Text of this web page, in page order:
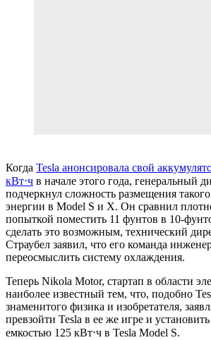
Когда Tesla анонсировала свой
кВт⋅ч в начале этого года, генеральный
подчеркнул сложность размещения
энергии в Model S и X. Он сравнил
попыткой поместить 11 фунтов в 10-
сделать это возможным, технический
Страубел заявил, что его команда
переосмыслить систему охлаждения.
Теперь Nikola Motor, стартап в области
наиболее известный тем, что, подобно
знаменитого физика и изобретателя,
превзойти Tesla в ее же игре и
емкостью 125 кВт⋅ч в Tesla Model S.